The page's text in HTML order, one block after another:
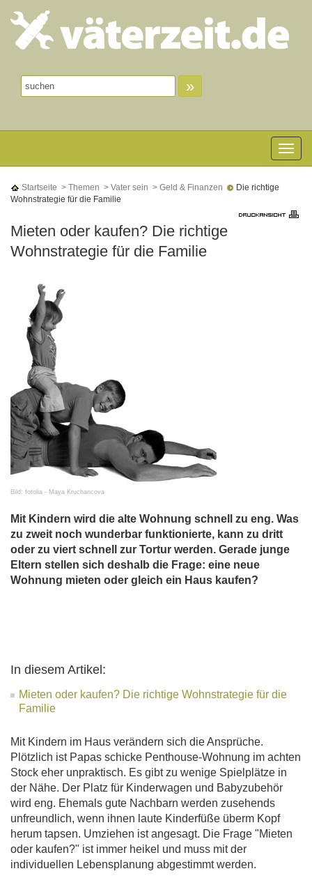
»
Toggle
Startseite > Themen > Vater sein > Geld & Finanzen
Die richtige
Wohnstrategie für die Familie
Mieten oder kaufen? Die richtige
Wohnstrategie für die Familie
Bild: fotolia - Maya Kruchancova
Mit Kindern wird die alte Wohnung schnell zu eng. Was
zu zweit noch wunderbar funktionierte, kann zu dritt
oder zu viert schnell zur Tortur werden. Gerade junge
Eltern stellen sich deshalb die Frage: eine neue
Wohnung mieten oder gleich ein Haus kaufen?
In diesem Artikel:
Mieten oder kaufen? Die richtige Wohnstrategie für die
Familie
Mit Kindern im Haus verändern sich die Ansprüche.
Plötzlich ist Papas schicke Penthouse-Wohnung im achten
Stock eher unpraktisch. Es gibt zu wenige Spielplätze in
der Nähe. Der Platz für Kinderwagen und Babyzubehör
wird eng. Ehemals gute Nachbarn werden zusehends
unfreundlich, wenn ihnen laute Kinderfüße überm Kopf
herum tapsen. Umziehen ist angesagt. Die Frage "Mieten
oder kaufen?" ist immer heikel und muss mit der
individuellen Lebensplanung abgestimmt werden.